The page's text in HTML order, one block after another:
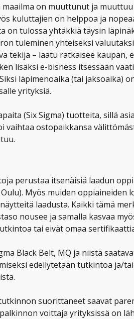
maailma on muuttunut ja
kuluttajien on helppoa ja
on tulossa yhtäkkiä täysin
tuleminen yhteiseksi
tekijä – laatu ratkaisee kaupan,
lisäksi e-bisness itsessään
läpimenoaika (tai jaksoaika)
yrityksiä.
(Six Sigma) tuotteita, sillä
vaihtaa ostopaikkansa
perustaa itsenäisiä laadun
Myös muiden oppiaineiden
laadusta. Kaikki tämä
nousee ja samalla kasvaa
tai eivät omaa
Black Belt, MQ ja niistä
edellytetään tutkintoa ja/
suorittaneet saavat
voittaja yrityksissä on